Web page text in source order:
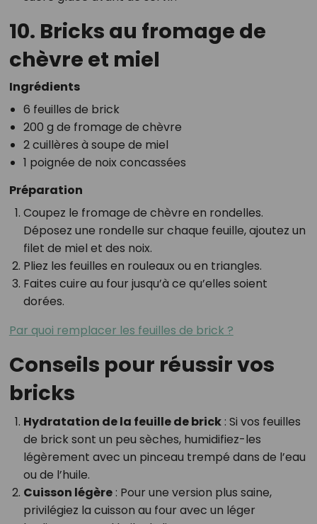
10. Bricks au fromage de
chèvre et miel
Ingrédients
6 feuilles de brick
200 g de fromage de chèvre
2 cuillères à soupe de miel
1 poignée de noix concassées
Préparation
Coupez le fromage de chèvre en rondelles.
Déposez une rondelle sur chaque feuille, ajoutez un
filet de miel et des noix.
Pliez les feuilles en rouleaux ou en triangles.
Faites cuire au four jusqu’à ce qu’elles soient
dorées.
Par quoi remplacer les feuilles de brick ?
Conseils pour réussir vos
bricks
Hydratation de la feuille de brick: Si vos feuilles
de brick sont un peu sèches, humidifiez-les
légèrement avec un pinceau trempé dans de l’eau
ou de l’huile.
Cuisson légère: Pour une version plus saine,
privilégiez la cuisson au four avec un léger